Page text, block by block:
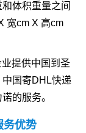
体积重量之间
宽cm X 高cm
提供中国到圣
国寄DHL快递
的服务。
务优势